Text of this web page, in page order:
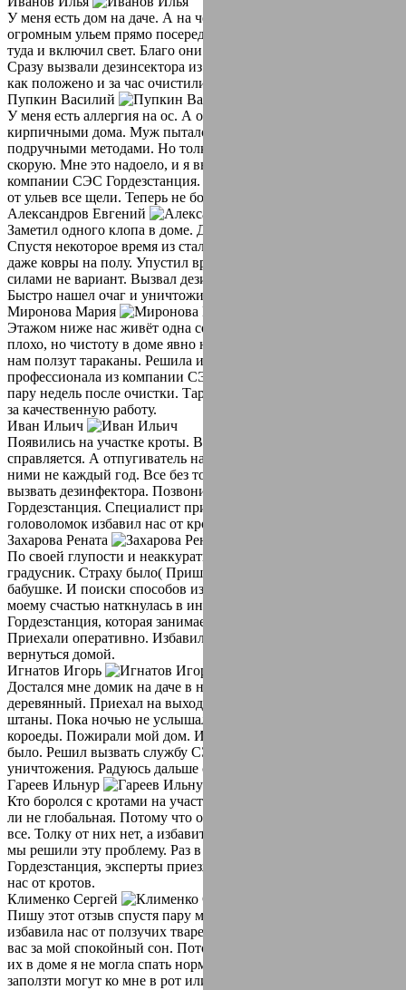
У меня есть дом на даче. А на чердаке завелись шершни. С
огромным ульем прямо посередине чердака. Однажды полез
туда и включил свет. Благо они не успели налететь на меня.
Сразу вызвали дезинсектора из СЭС Гордезстанция. Приехали
как положено и за час очистили от этих гадов мой чердак.
Пупкин Василий
У меня есть аллергия на ос. А они сделали улья между
кирпичными дома. Муж пытался избавиться от них
подручными методами. Но толку не было. Пару раз вызывали
скорую. Мне это надоело, и я вызвала специалистов из
компании СЭС Гордезстанция. Приехали быстро и очистили
от ульев все щели. Теперь не боюсь выходить из дома.
Александров Евгений
Заметил одного клопа в доме. Думал ну один не страшно.
Спустя некоторое время из стало больше. Стали пожирать
даже ковры на полу. Упустил время. И теперь бороться своими
силами не вариант. Вызвал дезинфектора. Отличная работа.
Быстро нашел очаг и уничтожил их. Все заняло около часа.
Миронова Мария
Этажом ниже нас живёт одна семья. Не сказать что живут
плохо, но чистоту в доме явно не соблюдают. Так как от них к
нам ползут тараканы. Решила избавиться от них с помощью
профессионала из компании СЭС Гордезстанция. Прошло
пару недель после очистки. Тараканы не появлялись, спасибо
за качественную работу.
Иван Ильич
Появились на участке кроты. Вся землю перерыли. Собака не
справляется. А отпугиватель на них не действуют. Боремся с
ними не каждый год. Все без толку. Решил в этом году
вызвать дезинфектора. Позвонили в компанию СЭС
Гордезстанция. Специалист приехал сразу. И без всяких
головоломок избавил нас от кротов. Дал рекомендации.
Захарова Рената
По своей глупости и неаккуратности разбила дома ртутный
градусник. Страху было( Пришлось на время отвезти детей к
бабушке. И поиски способов избавления от ртути дома. К
моему счастью наткнулась в интернете на компанию СЭС
Гордезстанция, которая занимается демократизацией.
Приехали оперативно. Избавили нас от проблемы. Можем
вернуться домой.
Игнатов Игорь
Достался мне домик на даче в наследство от бабушки. Домик
деревянный. Приехал на выходные, счастье было полные
штаны. Пока ночью не услышал странные звуки. Это были
короеды. Пожирали мой дом. Избавиться от них времени не
было. Решил вызвать службу СЭС Гордезстанция для их
уничтожения. Радуюсь дальше своему дому!
Гареев Ильнур
Кто боролся с кротами на участке, тот знает что проблема чуть
ли не глобальная. Потому что они поют землю, и пожирают
все. Толку от них нет, а избавиться очень проблематично. Ну
мы решили эту проблему. Раз в год вызываем компанию СЭС
Гордезстанция, эксперты приезжают оперативно. И избавляют
нас от кротов.
Клименко Сергей
Пишу этот отзыв спустя пару месяцев как, компания СЭС
избавила нас от ползучих тварей в виде тараканов. Благодарю
вас за мой спокойный сон. Потому что как увидела однажды
их в доме я не могла спать нормально. Думала что они
заползти могут ко мне в рот или нос.